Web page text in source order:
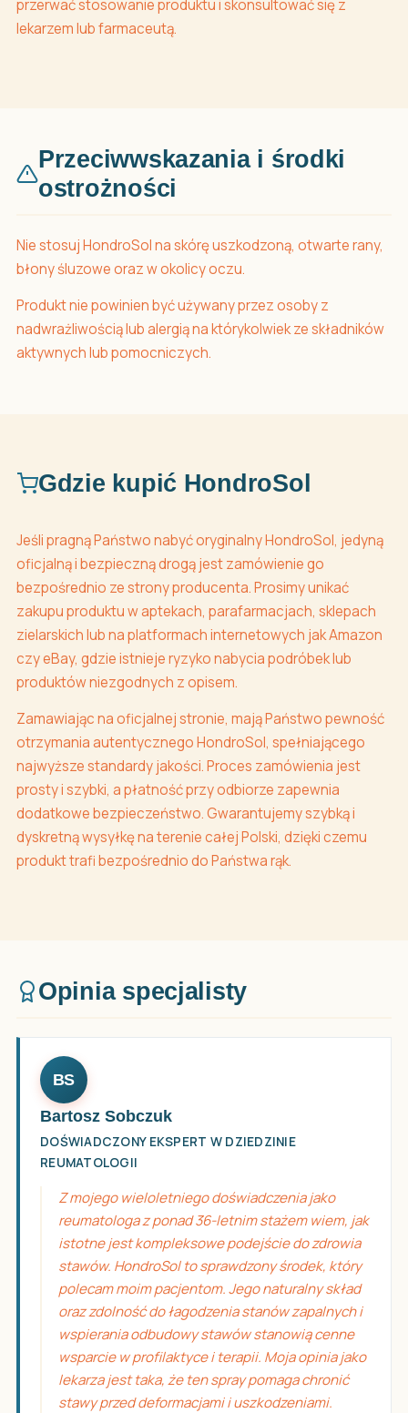
przerwać stosowanie produktu i skonsultować się z
lekarzem lub farmaceutą.
Przeciwwskazania i środki
ostrożności
Nie stosuj HondroSol na skórę uszkodzoną, otwarte rany,
błony śluzowe oraz w okolicy oczu.
Produkt nie powinien być używany przez osoby z
nadwrażliwością lub alergią na którykolwiek ze składników
aktywnych lub pomocniczych.
Gdzie kupić HondroSol
Jeśli pragną Państwo nabyć oryginalny HondroSol, jedyną
oficjalną i bezpieczną drogą jest zamówienie go
bezpośrednio ze strony producenta. Prosimy unikać
zakupu produktu w aptekach, parafarmacjach, sklepach
zielarskich lub na platformach internetowych jak Amazon
czy eBay, gdzie istnieje ryzyko nabycia podróbek lub
produktów niezgodnych z opisem.
Zamawiając na oficjalnej stronie, mają Państwo pewność
otrzymania autentycznego HondroSol, spełniającego
najwyższe standardy jakości. Proces zamówienia jest
prosty i szybki, a płatność przy odbiorze zapewnia
dodatkowe bezpieczeństwo. Gwarantujemy szybką i
dyskretną wysyłkę na terenie całej Polski, dzięki czemu
produkt trafi bezpośrednio do Państwa rąk.
Opinia specjalisty
BS
Bartosz Sobczuk
DOŚWIADCZONY EKSPERT W DZIEDZINIE
REUMATOLOGII
Z mojego wieloletniego doświadczenia jako
reumatologa z ponad 36-letnim stażem wiem, jak
istotne jest kompleksowe podejście do zdrowia
stawów. HondroSol to sprawdzony środek, który
polecam moim pacjentom. Jego naturalny skład
oraz zdolność do łagodzenia stanów zapalnych i
wspierania odbudowy stawów stanowią cenne
wsparcie w profilaktyce i terapii. Moja opinia jako
lekarza jest taka, że ten spray pomaga chronić
stawy przed deformacjami i uszkodzeniami.